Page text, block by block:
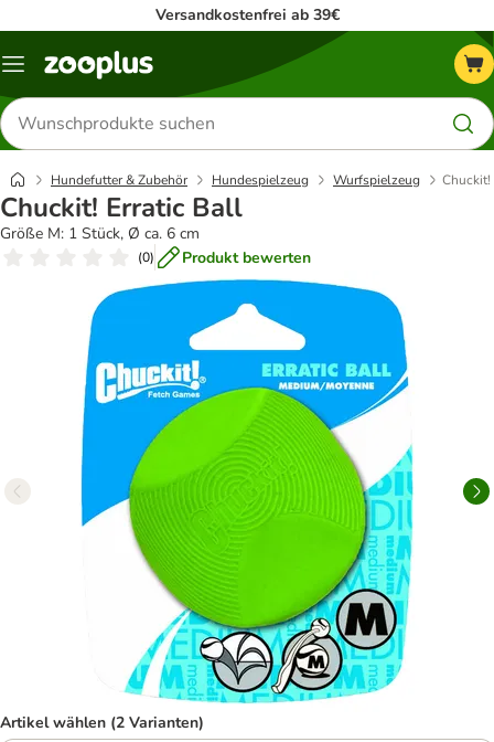
Versandkostenfrei ab 39€
Menü
Produkte
suchen
Hundefutter & Zubehör Hundespielzeug Wurfspielzeug
Chuckit! Erratic Ball
Größe M: 1 Stück, Ø ca. 6 cm
(0) Produkt bewerten
Artikel wählen (2 Varianten)